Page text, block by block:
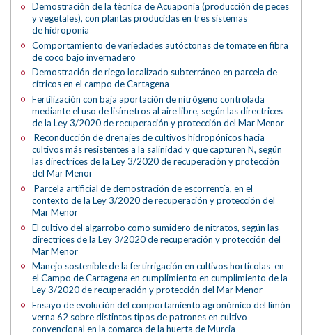
Demostración de la técnica de Acuaponía (producción de peces
y vegetales), con plantas producidas en tres sistemas
de hidroponía
Comportamiento de variedades autóctonas de tomate en fibra
de coco bajo invernadero
Demostración de riego localizado subterráneo en parcela de
cítricos en el campo de Cartagena
Fertilización con baja aportación de nitrógeno controlada
mediante el uso de lisímetros al aire libre, según las directrices
de la Ley 3/2020 de recuperación y protección del Mar Menor
Reconducción de drenajes de cultivos hidropónicos hacia
cultivos más resistentes a la salinidad y que capturen N, según
las directrices de la Ley 3/2020 de recuperación y protección
del Mar Menor
Parcela artificial de demostración de escorrentía, en el
contexto de la Ley 3/2020 de recuperación y protección del
Mar Menor
El cultivo del algarrobo como sumidero de nitratos, según las
directrices de la Ley 3/2020 de recuperación y protección del
Mar Menor
Manejo sostenible de la fertirrigación en cultivos hortícolas en
el Campo de Cartagena en cumplimiento en cumplimiento de la
Ley 3/2020 de recuperación y protección del Mar Menor
Ensayo de evolución del comportamiento agronómico del limón
verna 62 sobre distintos tipos de patrones en cultivo
convencional en la comarca de la huerta de Murcia